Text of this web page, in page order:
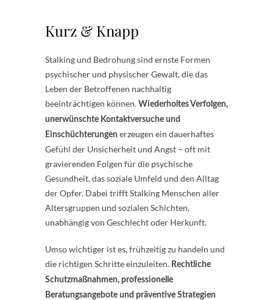
Kurz & Knapp
Stalking und Bedrohung sind ernste Formen
psychischer und physischer Gewalt, die das
Leben der Betroffenen nachhaltig
beeinträchtigen können. Wiederholtes Verfolgen,
unerwünschte Kontaktversuche und
Einschüchterungen erzeugen ein dauerhaftes
Gefühl der Unsicherheit und Angst – oft mit
gravierenden Folgen für die psychische
Gesundheit, das soziale Umfeld und den Alltag
der Opfer. Dabei trifft Stalking Menschen aller
Altersgruppen und sozialen Schichten,
unabhängig von Geschlecht oder Herkunft.
Umso wichtiger ist es, frühzeitig zu handeln und
die richtigen Schritte einzuleiten. Rechtliche
Schutzmaßnahmen, professionelle
Beratungsangebote und präventive Strategien